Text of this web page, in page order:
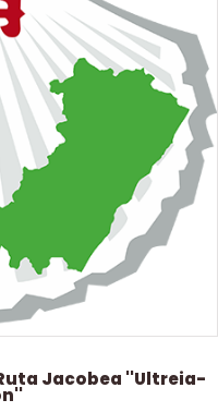
Jacobea ''Ultreia-